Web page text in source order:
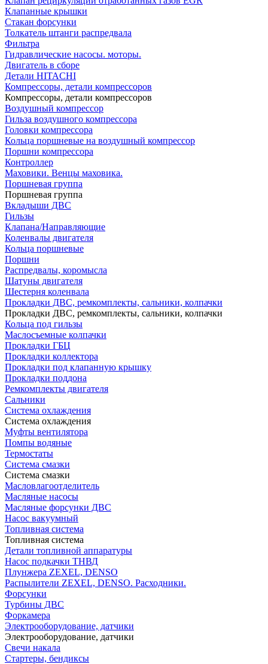
Клапанные крышки
Стакан форсунки
Толкатель штанги распредвала
Фильтра
Гидравлические насосы. моторы.
Двигатель в сборе
Детали HITACHI
Компрессоры, детали компрессоров
Компрессоры, детали компрессоров
Воздушный компрессор
Гильза воздушного компрессора
Головки компрессора
Кольца поршневые на воздушный компрессор
Поршни компрессора
Контроллер
Маховики. Венцы маховика.
Поршневая группа
Поршневая группа
Вкладыши ДВС
Гильзы
Клапана/Направляющие
Коленвалы двигателя
Кольца поршневые
Поршни
Распредвалы, коромысла
Шатуны двигателя
Шестерня коленвала
Прокладки ДВС, ремкомплекты, сальники, колпачки
Прокладки ДВС, ремкомплекты, сальники, колпачки
Кольца под гильзы
Маслосъемные колпачки
Прокладки ГБЦ
Прокладки коллектора
Прокладки под клапанную крышку
Прокладки поддона
Ремкомплекты двигателя
Сальники
Система охлаждения
Система охлаждения
Муфты вентилятора
Помпы водяные
Термостаты
Система смазки
Система смазки
Масловлагоотделитель
Масляные насосы
Масляные форсунки ДВС
Насос вакуумный
Топливная система
Топливная система
Детали топливной аппаратуры
Насос подкачки ТНВД
Плунжера ZEXEL, DENSO
Распылители ZEXEL, DENSO. Расходники.
Форсунки
Турбины ДВС
Форкамера
Электрооборудование, датчики
Электрооборудование, датчики
Свечи накала
Стартеры, бендиксы